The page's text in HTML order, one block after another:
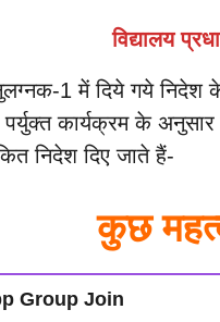
विद्यालय
अनुलग्नक-1 में दिये गये
कार्यक्रम के
निदेश दिए जाते हैं-
कुछ
Group Join